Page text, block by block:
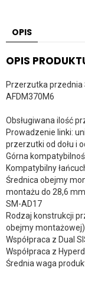
OPIS
OPIS
Przerzutka przednia
AFDM370M6
Obsługiwana ilość
Prowadzenie linki:
przerzutki od dołu i
Górna
Kompatybilny
Średnica obejmy
montażu do 28,6
SM-AD17
Rodzaj konstrukcji
obejmy montażowej)
Współpraca z Dual
Współpraca z
Średnia waga